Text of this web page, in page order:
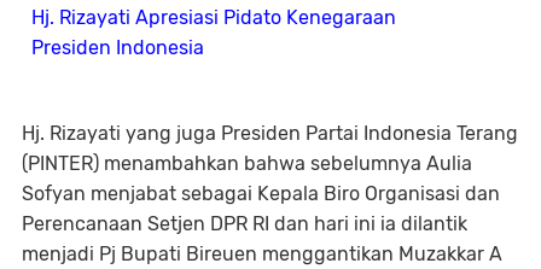
Hj. Rizayati Apresiasi Pidato Kenegaraan
Presiden Indonesia
Hj. Rizayati yang juga Presiden Partai Indonesia Terang
(PINTER) menambahkan bahwa sebelumnya Aulia
Sofyan menjabat sebagai Kepala Biro Organisasi dan
Perencanaan Setjen DPR RI dan hari ini ia dilantik
menjadi Pj Bupati Bireuen menggantikan Muzakkar A